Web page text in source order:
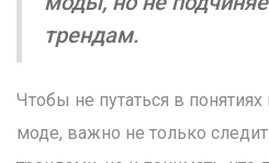
трендам.
Чтобы не путаться в понятиях
моде, важно не только